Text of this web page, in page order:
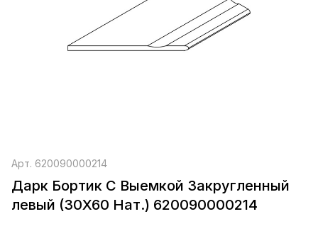
Арт. 620090000214
Дарк Бортик С Выемкой Закругленный
левый (30X60 Нат.) 620090000214